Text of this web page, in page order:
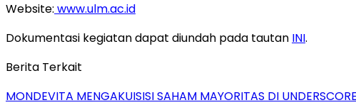
Website: www.ulm.ac.id
Dokumentasi kegiatan dapat diundah pada tautan INI.
Berita Terkait
MONDEVITA MENGAKUISISI SAHAM MAYORITAS DI